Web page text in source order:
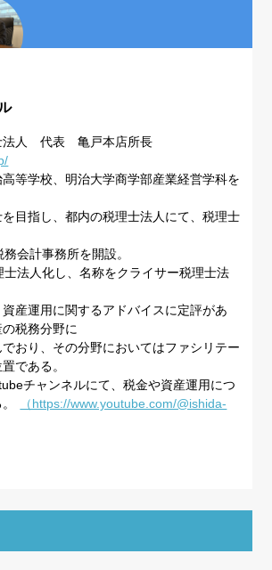
法人 代表 亀戸本店所長
等学校、明治大学商学部産業経営学科を
目指し、都内の税理士法人にて、税理士
会計事務所を開設。
法人化し、名称をクライサー税理士法
産運用に関するアドバイスに定評があ
税務分野に
おり、その分野においてはファシリテー
である。
チャンネルにて、税金や資産運用につ
（https://www.youtube.com/@ishida-